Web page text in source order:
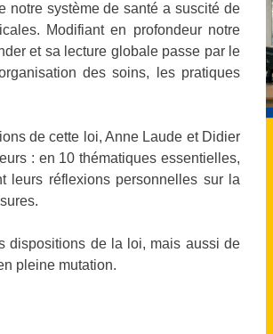
notre système de santé a suscité de
Modifiant en profondeur notre
et sa lecture globale passe par le
des soins, les pratiques
de cette loi, Anne Laude et Didier
: en 10 thématiques essentielles,
leurs réflexions personnelles sur la
dispositions de la loi, mais aussi de
pleine mutation.